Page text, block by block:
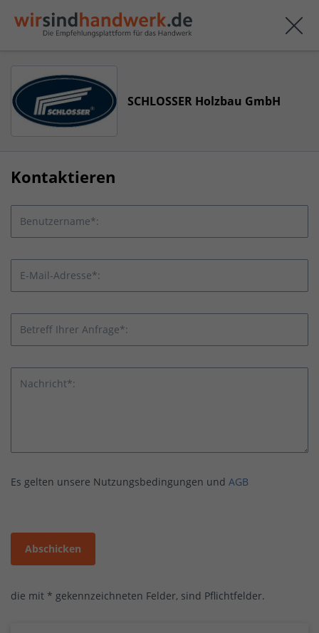
SCHLOSSER Holzbau GmbH
Kontaktieren
Benutzername*:
E-Mail-Adresse*:
Betreff Ihrer Anfrage*:
Nachricht*:
Es gelten unsere Nutzungsbedingungen und AGB
Abschicken
die mit * gekennzeichneten Felder, sind Pflichtfelder.